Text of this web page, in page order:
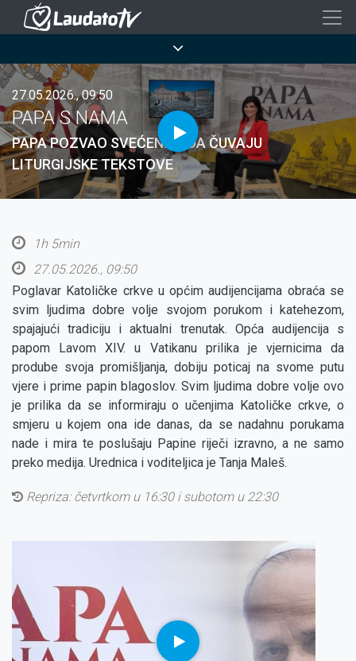
Skoči
sadržaj
27.05.2026., 09:50
PAPA S NAMA
PAPA POZVAO SVEĆENIKE DA ČUVAJU
LITURGIJSKE TEKSTOVE
1h 5min
27.05.2026., 09:50
Poglavar Katoličke crkve u općim audijencijama obraća se
svim ljudima dobre volje svojom porukom i katehezom,
spajajući tradiciju i aktualni trenutak. Opća audijencija s
papom Lavom XIV. u Vatikanu prilika je vjernicima da
prodube svoja promišljanja, dobiju poticaj na svome putu
vjere i prime papin blagoslov. Svim ljudima dobre volje ovo
je prilika da se informiraju o učenjima Katoličke crkve, o
smjeru u kojem ona ide danas, da se nadahnu porukama
nade i mira te poslušaju Papine riječi izravno, a ne samo
preko medija. Urednica i voditeljica je Tanja Maleš.
Repriza: četvrtkom u 16:30 i subotom u 22:30